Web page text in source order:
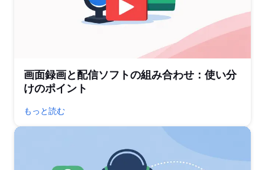
画面録画と配信ソフトの組み合わせ：使い分
けのポイント
もっと読む